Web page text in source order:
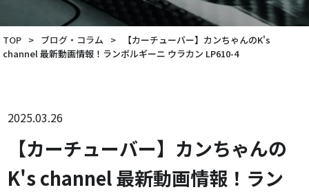
TOP > ブログ・コラム >
【カーチューバー】カンちゃんのK's
channel 最新動画情報！ランボルギーニ ウラカン LP610-4
2025.03.26
【カーチューバー】カンちゃんの
K's channel 最新動画情報！ラン